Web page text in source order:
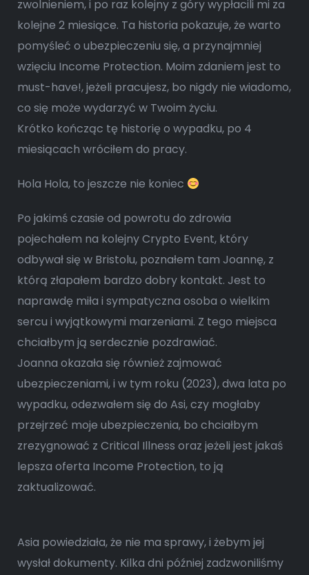
zwolnieniem, i po raz kolejny z góry wypłacili mi za
kolejne 2 miesiące. Ta historia pokazuje, że warto
pomyśleć o ubezpieczeniu się, a przynajmniej
wzięciu Income Protection. Moim zdaniem jest to
must-have!, jeżeli pracujesz, bo nigdy nie wiadomo,
co się może wydarzyć w Twoim życiu.
Krótko kończąc tę historię o wypadku, po 4
miesiącach wróciłem do pracy.
Hola Hola, to jeszcze nie koniec
Po jakimś czasie od powrotu do zdrowia
pojechałem na kolejny Crypto Event, który
odbywał się w Bristolu, poznałem tam Joannę, z
którą złapałem bardzo dobry kontakt. Jest to
naprawdę miła i sympatyczna osoba o wielkim
sercu i wyjątkowymi marzeniami. Z tego miejsca
chciałbym ją serdecznie pozdrawiać.
Joanna okazała się również zajmować
ubezpieczeniami, i w tym roku (2023), dwa lata po
wypadku, odezwałem się do Asi, czy mogłaby
przejrzeć moje ubezpieczenia, bo chciałbym
zrezygnować z Critical Illness oraz jeżeli jest jakaś
lepsza oferta Income Protection, to ją
zaktualizować.
Asia powiedziała, że nie ma sprawy, i żebym jej
wysłał dokumenty. Kilka dni później zadzwoniliśmy